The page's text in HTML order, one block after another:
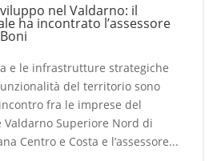
nel Valdarno: il
ha incontrato l’assessore
e le infrastrutture strategiche
del territorio sono
fra le imprese del
Superiore Nord di
Centro e Costa e l’assessore...